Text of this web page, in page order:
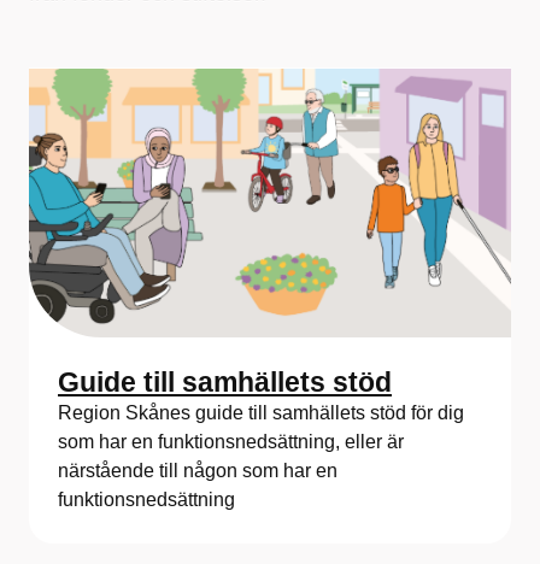
Guide till samhällets stöd
Region Skånes guide till samhällets stöd för dig
som har en funktionsnedsättning, eller är
närstående till någon som har en
funktionsnedsättning